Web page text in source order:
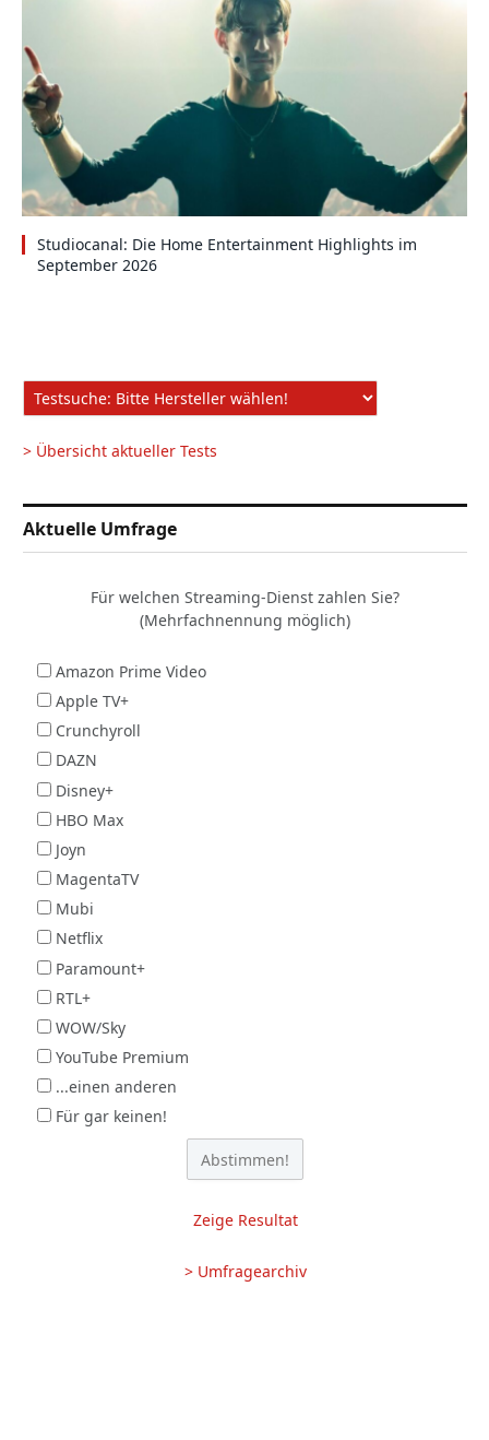
Studiocanal: Die Home Entertainment Highlights im
September 2026
> Übersicht aktueller Tests
Aktuelle Umfrage
Für welchen Streaming-Dienst zahlen Sie?
(Mehrfachnennung möglich)
Amazon Prime Video
Apple TV+
Crunchyroll
DAZN
Disney+
HBO Max
Joyn
MagentaTV
Mubi
Netflix
Paramount+
RTL+
WOW/Sky
YouTube Premium
...einen anderen
Für gar keinen!
Zeige Resultat
> Umfragearchiv